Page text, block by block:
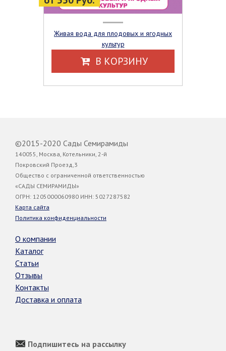
Живая вода для плодовых и ягодных
культур
В КОРЗИНУ
©2015-2020 Сады Семирамиды
140055, Москва, Котельники, 2-й
Покровский Проезд,3
Общество с ограниченной ответственностью
«САДЫ СЕМИРАМИДЫ»
ОГРН: 1205000060980 ИНН: 5027287582
Карта сайта
Политика конфиденциальности
О компании
Каталог
Статьи
Отзывы
Контакты
Доставка и оплата
Подпишитесь на рассылку